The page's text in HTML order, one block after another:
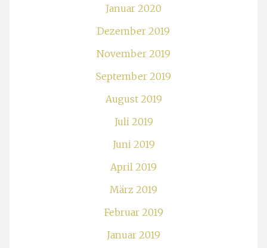
Januar 2020
Dezember 2019
November 2019
September 2019
August 2019
Juli 2019
Juni 2019
April 2019
März 2019
Februar 2019
Januar 2019